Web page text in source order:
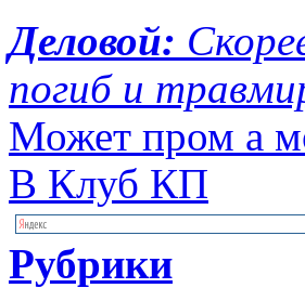
Деловой:
погиб и
Может пром а
В Клуб КП
Рубрики